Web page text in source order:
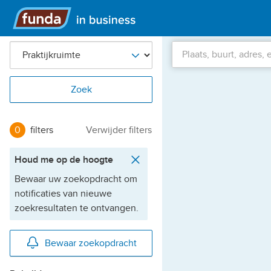
Hoofdmenu
Zoek
0 filters Verwijder filters
Houd me op de hoogte
Bewaar uw zoekopdracht om
notificaties van nieuwe
zoekresultaten te ontvangen.
Actieve
filters
Bewaar zoekopdracht
Locatie